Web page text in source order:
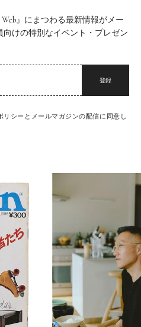
Web』にまつわる最新情報がメー
けの特別なイベント・プレゼン
登録
シーとメールマガジンの配信に同意し